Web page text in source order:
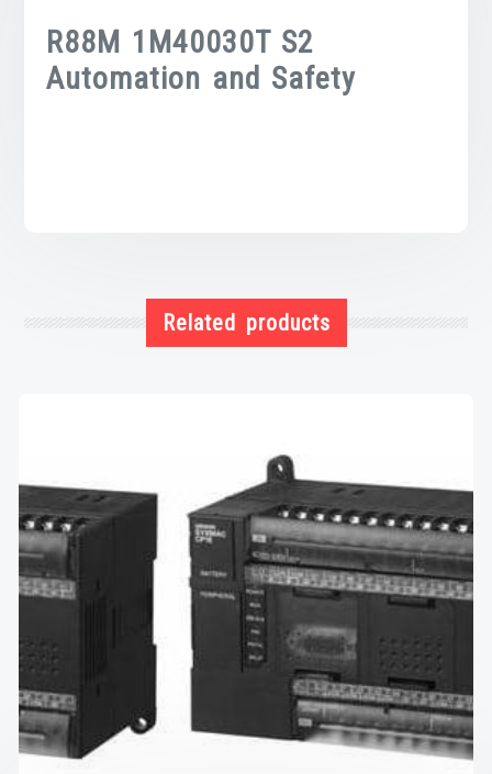
R88M 1M40030T S2
Automation and Safety
Related products